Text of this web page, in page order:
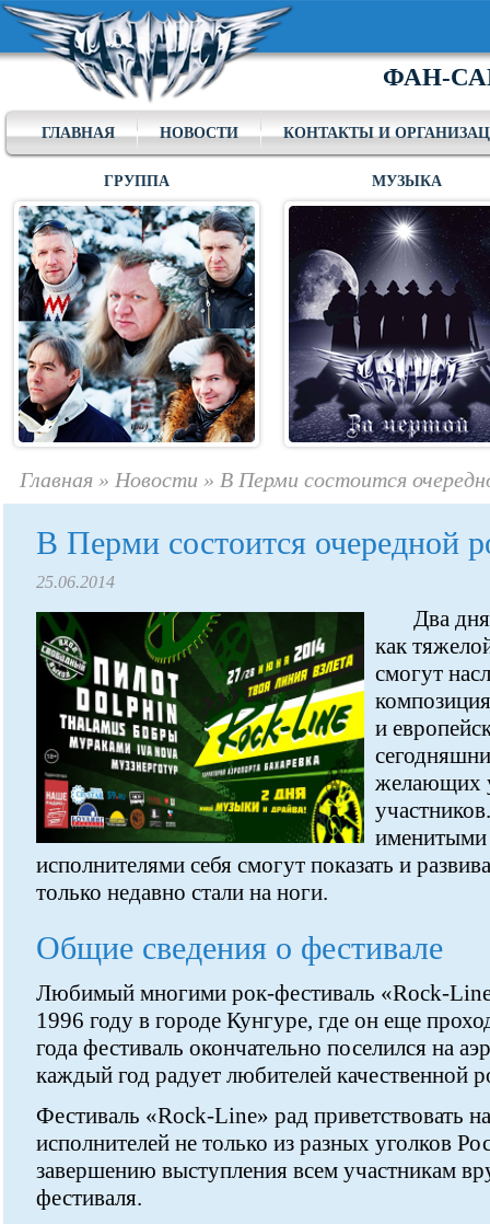
ФАН-
ГЛАВНАЯ НОВОСТИ КОНТАКТЫ И
ГРУППА МУЗЫКА
Главная » Новости » В Перми состоится
В Перми состоится очередной
25.06.2014
Два
как
смогут
и
желающих
исполнителями себя смогут показать и
только недавно стали на ноги.
Общие сведения о фестивале
Любимый многими рок-фестиваль «Rock-
1996 году в городе Кунгуре, где он еще
года фестиваль окончательно поселился на
каждый год радует любителей качественной
Фестиваль «Rock-Line» рад приветствовать
исполнителей не только из разных уголков
завершению выступления всем участникам
фестиваля.